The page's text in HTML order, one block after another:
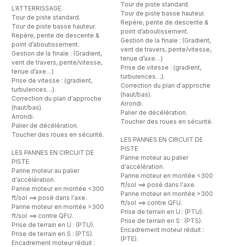
L’ATTERRISSAGE.
Tour de piste standard.
Tour de piste basse hauteur.
Repère, pente de descente &
point d’aboutissement.
Gestion de la finale : (Gradient,
vent de travers, pente/vitesse,
tenue d’axe…)
Prise de vitesse : (gradient,
turbulences…).
Correction du plan d'approche
(haut/bas).
Arrondi.
Palier de décélération.
Toucher des roues en sécurité.
LES PANNES EN CIRCUIT DE
PISTE
Panne moteur au palier
d'accélération.
Panne moteur en montée <300
ft/sol ==> posé dans l'axe.
Panne moteur en montée >300
ft/sol ==> contre QFU.
Prise de terrain en U : (PTU).
Prise de terrain en S : (PTS).
Encadrement moteur réduit :
Tour de piste standard.
Tour de piste basse hauteur.
Repère, pente de descente &
point d’aboutissement.
Gestion de la finale : (Gradient,
vent de travers, pente/vitesse,
tenue d’axe…)
Prise de vitesse : (gradient,
turbulences…).
Correction du plan d'approche
(haut/bas).
Arrondi.
Palier de décélération.
Toucher des roues en sécurité.
LES PANNES EN CIRCUIT DE
PISTE
Panne moteur au palier
d'accélération.
Panne moteur en montée <300
ft/sol ==> posé dans l'axe.
Panne moteur en montée >300
ft/sol ==> contre QFU.
Prise de terrain en U : (PTU).
Prise de terrain en S : (PTS).
Encadrement moteur réduit :
(PTE).